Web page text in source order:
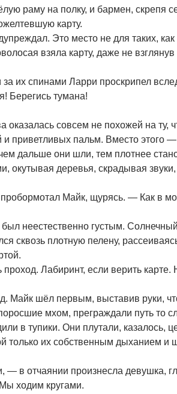
раму на полку, и бармен, скрепя
карту.
Это место не для таких,
взяла карту, даже не
их спинами Ларри проскрипел
Берегись тумана!
оказалась совсем не похожей на ту,
приветливых пальм. Вместо этого
дальше они шли, тем плотнее
окутывая деревья, скрадывая
Майк, щурясь. — Как в
неестественно густым.
сквозь плотную пелену,
Лабиринт, если верить
Майк шёл первым, выставив руки,
мхом, преграждали путь то
в тупики. Они плутали, казалось,
только их собственным дыханием и
в отчаянии произнесла девушка,
ходим кругами.